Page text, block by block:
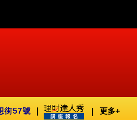
街57號 更多+